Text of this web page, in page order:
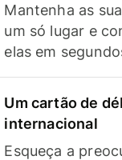
Mantenha as
um só lugar e
elas em
Um cartão de
internacional
Esqueça a